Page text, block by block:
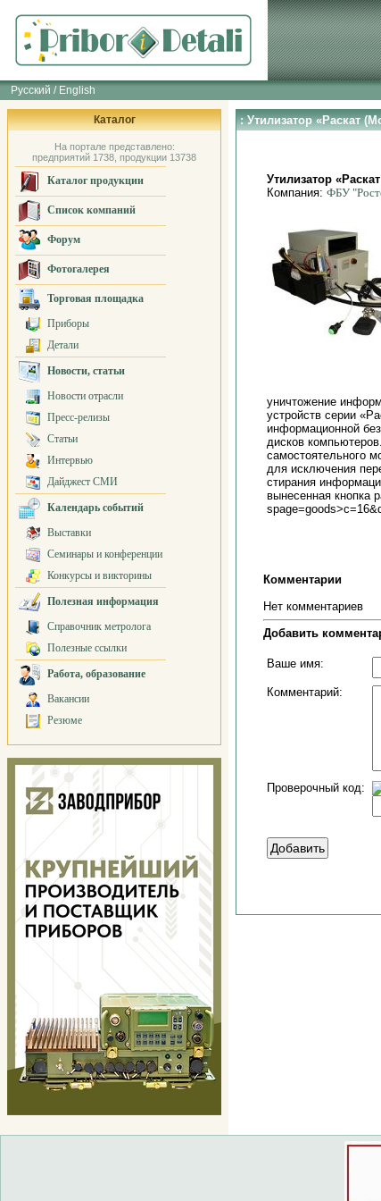
Русский / English
Каталог
На портале представлено:
предприятий 1738, продукции 13738
Каталог продукции
Список компаний
Форум
Фотогалерея
Торговая площадка
Приборы
Детали
Новости, статьи
Новости отрасли
Пресс-релизы
Статьи
Интервью
Дайджест СМИ
Календарь событий
Выставки
Семинары и конференции
Конкурсы и викторины
Полезная информация
Справочник метролога
Полезные ссылки
Работа, образование
Вакансии
Резюме
: Утилизатор «Раскат
Утилизатор
Компания: ФБУ
уничтожение
устройств серии
информационной
дисков
самостоятельного
для исключения
стирания
вынесенная кнопка
Комментарии
Нет комментариев
Добавить
Ваше имя:
Комментарий:
Проверочный код: